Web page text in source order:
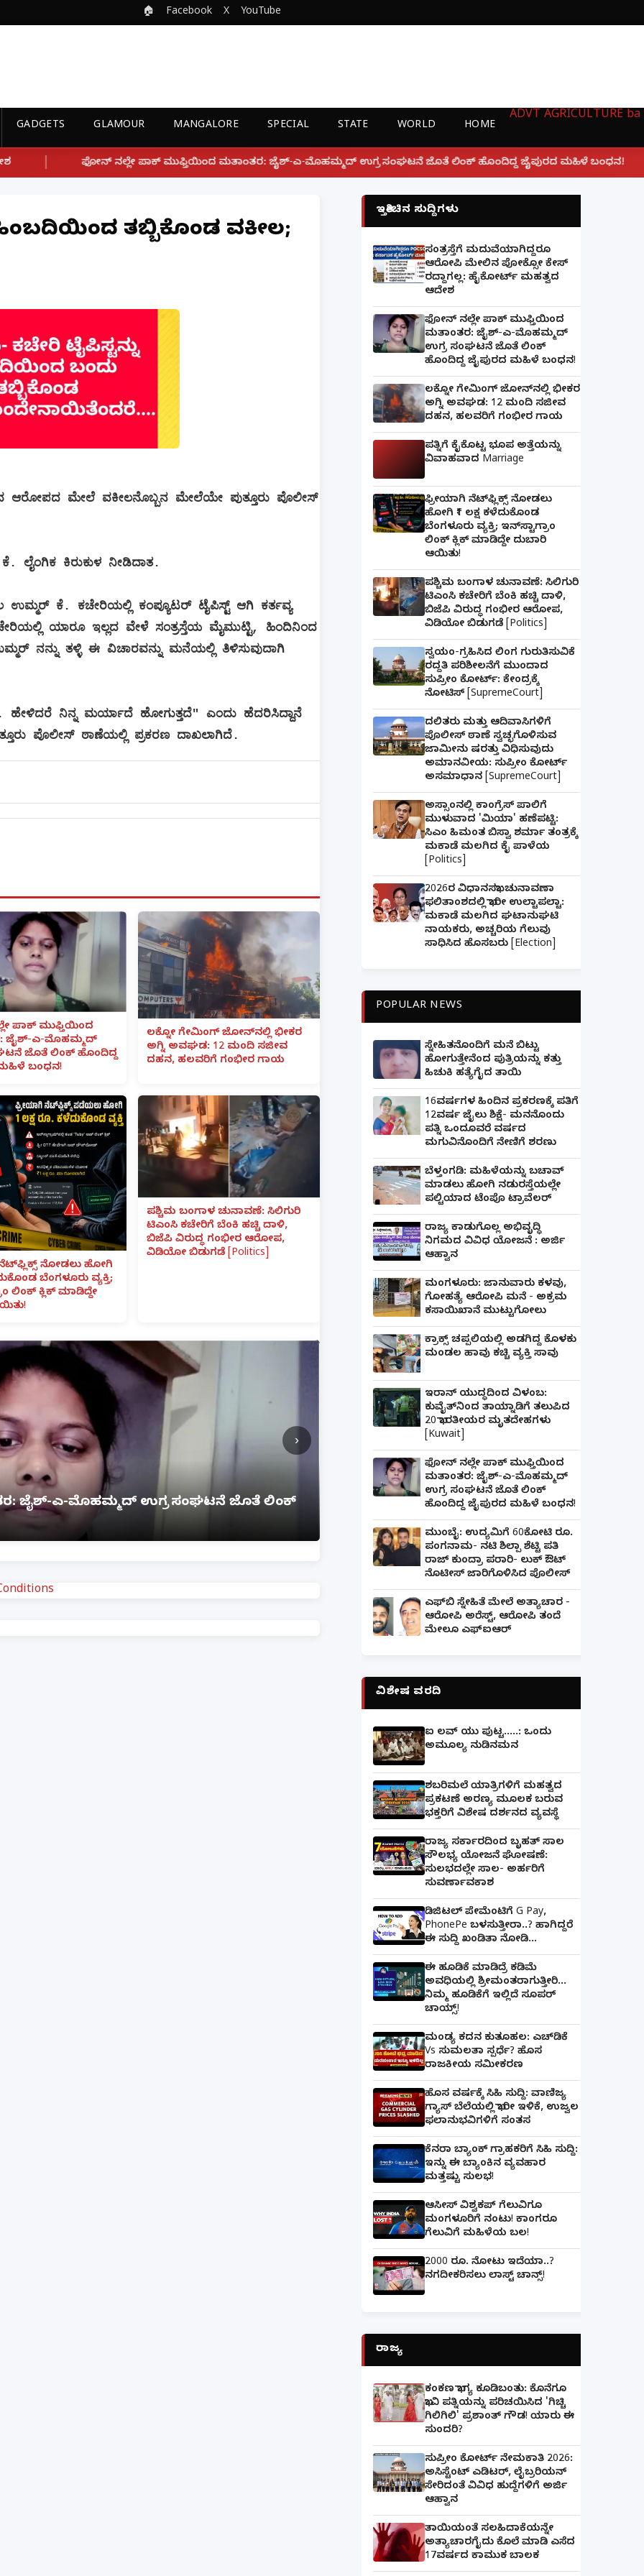
🏠 Facebook X YouTube
GADGETS GLAMOUR MANGALORE SPECIAL STATE WORLD HOME
ADVT AGRICULTURE ba
ಪಾಕ್ ಮುಫ್ತಿಯಿಂದ ಮತಾಂತರ: ಜೈಶ್-ಎ-ಮೊಹಮ್ಮದ್ ಉಗ್ರ ಸಂಘಟನೆ ಜೊತೆ ಲಿಂಕ್ ಹೊಂದಿದ್ದ ಜೈಪುರದ ಮಹಿಳೆ ಬಂಧನ! | ಲಕ್ನೋ
ಹಿಂಬದಿಯಿಂದ ತಬ್ಬಿಕೊಂಡ ವಕೀಲ;
ಆರೋಪದ ಮೇಲೆ ವಕೀಲನೊಬ್ಬನ ಮೇಲೆಯೇ ಪುತ್ತೂರು ಪೊಲೀಸ್
ಲೈಂಗಿಕ ಕಿರುಕುಳ ನೀಡಿದಾತ.
ಉಮ್ಮರ್ ಕೆ. ಕಚೇರಿಯಲ್ಲಿ ಕಂಪ್ಯೂಟರ್ ಟೈಪಿಸ್ಟ್ ಆಗಿ ಕರ್ತವ್ಯ
ಯಾರೂ ಇಲ್ಲದ ವೇಳೆ ಸಂತ್ರಸ್ತೆಯ ಮೈಮುಟ್ಟಿ, ಹಿಂದಿನಿಂದ
ನನ್ನು ತಳ್ಳಿ ಈ ವಿಚಾರವನ್ನು ಮನೆಯಲ್ಲಿ ತಿಳಿಸುವುದಾಗಿ
ನಿನ್ನ ಮರ್ಯಾದೆ ಹೋಗುತ್ತದೆ" ಎಂದು ಹೆದರಿಸಿದ್ದಾನೆ
ಪೊಲೀಸ್ ಠಾಣೆಯಲ್ಲಿ ಪ್ರಕರಣ ದಾಖಲಾಗಿದೆ.
ಪಾಕ್ ಮುಫ್ತಿಯಿಂದ
ಜೈಶ್-ಎ-ಮೊಹಮ್ಮದ್
ಜೊತೆ ಲಿಂಕ್ ಹೊಂದಿದ್ದ
ಬಂಧನ!
ಲಕ್ನೋ ಗೇಮಿಂಗ್ ಜೋನ್‌ನಲ್ಲಿ ಭೀಕರ
ಅಗ್ನಿ ಅವಘಡ: 12 ಮಂದಿ ಸಜೀವ
ದಹನ, ಹಲವರಿಗೆ ಗಂಭೀರ ಗಾಯ
ನೋಡಲು ಹೋಗಿ
ಬೆಂಗಳೂರು ವ್ಯಕ್ತಿ;
ಲಿಂಕ್ ಕ್ಲಿಕ್ ಮಾಡಿದ್ದೇ
ಪಶ್ಚಿಮ ಬಂಗಾಳ ಚುನಾವಣೆ: ಸಿಲಿಗುರಿ
ಟಿಎಂಸಿ ಕಚೇರಿಗೆ ಬೆಂಕಿ ಹಚ್ಚಿ ದಾಳಿ,
ಬಿಜೆಪಿ ವಿರುದ್ಧ ಗಂಭೀರ ಆರೋಪ,
ವಿಡಿಯೋ ಬಿಡುಗಡೆ [Politics]
ಅವಘಡ: 12 ಮಂದಿ ಸಜೀವ ದಹನ, ಹಲವರಿಗೆ ಗಂಭೀರ
ಪತ್ನಿಗೆ ಕೈಕೊಟ್ಟ ಭೂಪ ಅತ್ತೆಯನ್ನು ವಿವಾಹವಾದ
›
ಇತ್ತೀಚಿನ ಸುದ್ದಿಗಳು
ಸಂತ್ರಸ್ತೆಗೆ ಮದುವೆಯಾಗಿದ್ದರೂ
ಆರೋಪಿ ಮೇಲಿನ ಪೋಕ್ಸೋ ಕೇಸ್
ರದ್ದಾಗಲ್ಲ: ಹೈಕೋರ್ಟ್ ಮಹತ್ವದ
ಆದೇಶ
ಫೋನ್ ನಲ್ಲೇ ಪಾಕ್ ಮುಫ್ತಿಯಿಂದ
ಮತಾಂತರ: ಜೈಶ್-ಎ-ಮೊಹಮ್ಮದ್
ಉಗ್ರ ಸಂಘಟನೆ ಜೊತೆ ಲಿಂಕ್
ಹೊಂದಿದ್ದ ಜೈಪುರದ ಮಹಿಳೆ ಬಂಧನ!
ಲಕ್ನೋ ಗೇಮಿಂಗ್ ಜೋನ್‌ನಲ್ಲಿ ಭೀಕರ
ಅಗ್ನಿ ಅವಘಡ: 12 ಮಂದಿ ಸಜೀವ
ದಹನ, ಹಲವರಿಗೆ ಗಂಭೀರ ಗಾಯ
ಪತ್ನಿಗೆ ಕೈಕೊಟ್ಟ ಭೂಪ ಅತ್ತೆಯನ್ನು
ವಿವಾಹವಾದ Marriage
ಫ್ರೀಯಾಗಿ ನೆಟ್‌ಫ್ಲಿಕ್ಸ್ ನೋಡಲು
ಹೋಗಿ ₹1 ಲಕ್ಷ ಕಳೆದುಕೊಂಡ
ಬೆಂಗಳೂರು ವ್ಯಕ್ತಿ; ಇನ್‌ಸ್ಟಾಗ್ರಾಂ
ಲಿಂಕ್ ಕ್ಲಿಕ್ ಮಾಡಿದ್ದೇ ದುಬಾರಿ
ಆಯಿತು!
ಪಶ್ಚಿಮ ಬಂಗಾಳ ಚುನಾವಣೆ: ಸಿಲಿಗುರಿ
ಟಿಎಂಸಿ ಕಚೇರಿಗೆ ಬೆಂಕಿ ಹಚ್ಚಿ ದಾಳಿ,
ಬಿಜೆಪಿ ವಿರುದ್ಧ ಗಂಭೀರ ಆರೋಪ,
ವಿಡಿಯೋ ಬಿಡುಗಡೆ [Politics]
ಸ್ವಯಂ-ಗ್ರಹಿಸಿದ ಲಿಂಗ ಗುರುತಿಸುವಿಕೆ
ರದ್ದತಿ ಪರಿಶೀಲನೆಗೆ ಮುಂದಾದ
ಸುಪ್ರೀಂ ಕೋರ್ಟ್: ಕೇಂದ್ರಕ್ಕೆ
ನೋಟಿಸ್ [SupremeCourt]
ದಲಿತರು ಮತ್ತು ಆದಿವಾಸಿಗಳಿಗೆ
ಪೊಲೀಸ್ ಠಾಣೆ ಸ್ವಚ್ಛಗೊಳಿಸುವ
ಜಾಮೀನು ಷರತ್ತು ವಿಧಿಸುವುದು
ಅಮಾನವೀಯ: ಸುಪ್ರೀಂ ಕೋರ್ಟ್
ಅಸಮಾಧಾನ [SupremeCourt]
ಅಸ್ಸಾಂನಲ್ಲಿ ಕಾಂಗ್ರೆಸ್ ಪಾಲಿಗೆ
ಮುಳುವಾದ 'ಮಿಯಾ' ಹಣೆಪಟ್ಟಿ:
ಸಿಎಂ ಹಿಮಂತ ಬಿಸ್ವಾ ಶರ್ಮಾ ತಂತ್ರಕ್ಕೆ
ಮಕಾಡೆ ಮಲಗಿದ ಕೈ ಪಾಳೆಯ
[Politics]
2026ರ ವಿಧಾನಸಭಾ ಚುನಾವಣಾ
ಫಲಿತಾಂಶದಲ್ಲಿ ಭಾರೀ ಉಲ್ಟಾಪಲ್ಟಾ:
ಮಕಾಡೆ ಮಲಗಿದ ಘಟಾನುಘಟಿ
ನಾಯಕರು, ಅಚ್ಚರಿಯ ಗೆಲುವು
ಸಾಧಿಸಿದ ಹೊಸಬರು [Election]
POPULAR NEWS
ಸ್ನೇಹಿತನೊಂದಿಗೆ ಮನೆ ಬಿಟ್ಟು
ಹೋಗುತ್ತೇನೆಂದ ಪುತ್ರಿಯನ್ನು ಕತ್ತು
ಹಿಚುಕಿ ಹತ್ಯೆಗೈದ ತಾಯಿ
16ವರ್ಷಗಳ ಹಿಂದಿನ ಪ್ರಕರಣಕ್ಕೆ ಪತಿಗೆ
12ವರ್ಷ ಜೈಲು ಶಿಕ್ಷೆ- ಮನನೊಂದು
ಪತ್ನಿ ಒಂದೂವರೆ ವರ್ಷದ
ಮಗುವಿನೊಂದಿಗೆ ನೇಣಿಗೆ ಶರಣು
ಬೆಳ್ತಂಗಡಿ: ಮಹಿಳೆಯನ್ನು ಬಚಾವ್
ಮಾಡಲು ಹೋಗಿ ನಡುರಸ್ತೆಯಲ್ಲೇ
ಪಲ್ಟಿಯಾದ ಟೆಂಪೊ ಟ್ರಾವೆಲರ್
ರಾಜ್ಯ ಕಾಡುಗೊಲ್ಲ ಅಭಿವೃದ್ಧಿ
ನಿಗಮದ ವಿವಿಧ ಯೋಜನೆ : ಅರ್ಜಿ
ಆಹ್ವಾನ
ಮಂಗಳೂರು: ಜಾನುವಾರು ಕಳವು,
ಗೋಹತ್ಯೆ ಆರೋಪಿ ಮನೆ - ಅಕ್ರಮ
ಕಸಾಯಿಖಾನೆ ಮುಟ್ಟುಗೋಲು
ಕ್ರಾಕ್ಸ್ ಚಪ್ಪಲಿಯಲ್ಲಿ ಅಡಗಿದ್ದ ಕೊಳಕು
ಮಂಡಲ ಹಾವು ಕಚ್ಚಿ ವ್ಯಕ್ತಿ ಸಾವು
ಇರಾನ್ ಯುದ್ಧದಿಂದ ವಿಳಂಬ:
ಕುವೈತ್‌ನಿಂದ ತಾಯ್ನಾಡಿಗೆ ತಲುಪಿದ
20 ಭಾರತೀಯರ ಮೃತದೇಹಗಳು
[Kuwait]
ಫೋನ್ ನಲ್ಲೇ ಪಾಕ್ ಮುಫ್ತಿಯಿಂದ
ಮತಾಂತರ: ಜೈಶ್-ಎ-ಮೊಹಮ್ಮದ್
ಉಗ್ರ ಸಂಘಟನೆ ಜೊತೆ ಲಿಂಕ್
ಹೊಂದಿದ್ದ ಜೈಪುರದ ಮಹಿಳೆ ಬಂಧನ!
ಮುಂಬೈ: ಉದ್ಯಮಿಗೆ 60ಕೋಟಿ ರೂ.
ಪಂಗನಾಮ- ನಟಿ ಶಿಲ್ಪಾ ಶೆಟ್ಟಿ ಪತಿ
ರಾಜ್ ಕುಂದ್ರಾ ಪರಾರಿ- ಲುಕ್ ಔಟ್
ನೊಟೀಸ್ ಜಾರಿಗೊಳಿಸಿದ ಪೊಲೀಸ್
ಎಫ್‌ಬಿ ಸ್ನೇಹಿತೆ ಮೇಲೆ ಅತ್ಯಾಚಾರ -
ಆರೋಪಿ ಅರೆಸ್ಟ್, ಆರೋಪಿ ತಂದೆ
ಮೇಲೂ ಎಫ್ಐಆರ್
ವಿಶೇಷ ವರದಿ
ಐ ಲವ್ ಯು ಪುಟ್ಟ.....: ಒಂದು
ಅಮೂಲ್ಯ ನುಡಿನಮನ
ಶಬರಿಮಲೆ ಯಾತ್ರಿಗಳಿಗೆ ಮಹತ್ವದ
ಪ್ರಕಟಣೆ ಅರಣ್ಯ ಮೂಲಕ ಬರುವ
ಭಕ್ತರಿಗೆ ವಿಶೇಷ ದರ್ಶನದ ವ್ಯವಸ್ಥೆ
ರಾಜ್ಯ ಸರ್ಕಾರದಿಂದ ಬೃಹತ್ ಸಾಲ
ಸೌಲಭ್ಯ ಯೋಜನೆ ಘೋಷಣೆ:
ಸುಲಭದಲ್ಲೇ ಸಾಲ- ಅರ್ಹರಿಗೆ
ಸುವರ್ಣಾವಕಾಶ
ಡಿಜಿಟಲ್ ಪೇಮೆಂಟಿಗೆ G Pay,
PhonePe ಬಳಸುತ್ತೀರಾ..? ಹಾಗಿದ್ದರೆ
ಈ ಸುದ್ದಿ ಖಂಡಿತಾ ನೋಡಿ...
ಈ ಹೂಡಿಕೆ ಮಾಡಿದ್ರೆ ಕಡಿಮೆ
ಅವಧಿಯಲ್ಲಿ ಶ್ರೀಮಂತರಾಗುತ್ತೀರಿ...
ನಿಮ್ಮ ಹೂಡಿಕೆಗೆ ಇಲ್ಲಿದೆ ಸೂಪರ್
ಚಾಯ್ಸ್‌!
ಮಂಡ್ಯ ಕದನ ಕುತೂಹಲ: ಎಚ್‌ಡಿಕೆ
Vs ಸುಮಲತಾ ಸ್ಪರ್ಧೆ? ಹೊಸ
ರಾಜಕೀಯ ಸಮೀಕರಣ
ಹೊಸ ವರ್ಷಕ್ಕೆ ಸಿಹಿ ಸುದ್ದಿ: ವಾಣಿಜ್ಯ
ಗ್ಯಾಸ್‌ ಬೆಲೆಯಲ್ಲಿ ಭಾರೀ ಇಳಿಕೆ, ಉಜ್ವಲ
ಫಲಾನುಭವಿಗಳಿಗೆ ಸಂತಸ
ಕೆನರಾ ಬ್ಯಾಂಕ್‌ ಗ್ರಾಹಕರಿಗೆ ಸಿಹಿ ಸುದ್ದಿ:
ಇನ್ನು ಈ ಬ್ಯಾಂಕಿನ ವ್ಯವಹಾರ
ಮತ್ತಷ್ಟು ಸುಲಭ!
ಆಸೀಸ್ ವಿಶ್ವಕಪ್ ಗೆಲುವಿಗೂ
ಮಂಗಳೂರಿಗೆ ನಂಟು! ಕಾಂಗರೂ
ಗೆಲುವಿಗೆ ಮಹಿಳೆಯ ಬಲ!
2000 ರೂ. ನೋಟು ಇದೆಯಾ..?
ನಗದೀಕರಿಸಲು ಲಾಸ್ಟ್‌ ಚಾನ್ಸ್‌!
ರಾಜ್ಯ
ಕಂಕಣ ಭಾಗ್ಯ ಕೂಡಿಬಂತು: ಕೊನೆಗೂ
ಭಾವಿ ಪತ್ನಿಯನ್ನು ಪರಿಚಯಿಸಿದ 'ಗಿಚ್ಚಿ
ಗಿಲಿಗಿಲಿ' ಪ್ರಶಾಂತ್ ಗೌಡ! ಯಾರು ಈ
ಸುಂದರಿ?
ಸುಪ್ರೀಂ ಕೋರ್ಟ್ ನೇಮಕಾತಿ 2026:
ಅಸಿಸ್ಟೆಂಟ್ ಎಡಿಟರ್, ಲೈಬ್ರರಿಯನ್
ಸೇರಿದಂತೆ ವಿವಿಧ ಹುದ್ದೆಗಳಿಗೆ ಅರ್ಜಿ
ಆಹ್ವಾನ
ತಾಯಿಯಂತೆ ಸಲಹಿದಾಕೆಯನ್ನೇ
ಅತ್ಯಾಚಾರಗೈದು ಕೊಲೆ ಮಾಡಿ ಎಸೆದ
17ವರ್ಷದ ಕಾಮುಕ ಬಾಲಕ